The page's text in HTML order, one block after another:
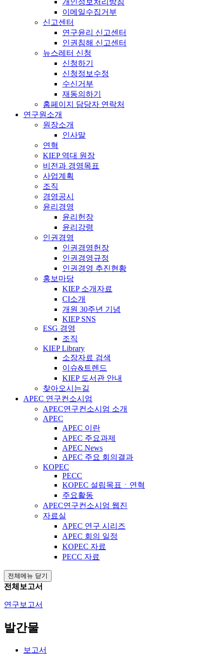
이메일수집거부
신고센터
연구윤리 신고센터
인권침해 신고센터
뉴스레터 신청
신청하기
신청정보수정
수신거부
재동의하기
홈페이지 담당자 연락처
연구원소개
원장소개
인사말
연혁
KIEP 역대 원장
비전과 경영목표
사업계획
조직
경영공시
윤리경영
윤리헌장
윤리강령
인권경영
인권경영헌장
인권경영규정
인권경영 추진현황
홍보마당
KIEP 소개자료
CI소개
개원 30주년 기념
KIEP SNS
ESG 경영
조직
KIEP Library
소장자료 검색
이슈&트렌드
KIEP 도서관 안내
찾아오시는길
APEC 연구컨소시엄
APEC연구컨소시엄 소개
APEC
APEC 이란
APEC 주요과제
APEC News
APEC 주요 회의결과
KOPEC
PECC
KOPEC 설립목표ㆍ연혁
주요활동
APEC연구컨소시엄 웹진
자료실
APEC 연구 시리즈
APEC 회의 일정
KOPEC 자료
PECC 자료
전체메뉴 닫기
전체보고서
연구보고서
발간물
보고서